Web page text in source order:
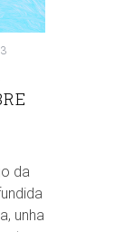
da
unha